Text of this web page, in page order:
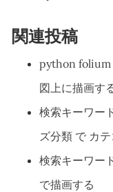
関連投稿
python folium
図上に描画す
検索キーワー
ズ分類 で カ
検索キーワー
で描画する